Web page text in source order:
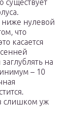
существует
нулевой
что
касается
на
– 10
слишком уж